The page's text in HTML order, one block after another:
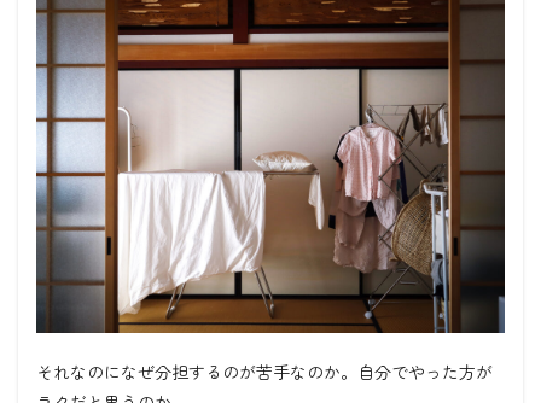
それなのになぜ分担するのが苦手なのか。自分でやった方が